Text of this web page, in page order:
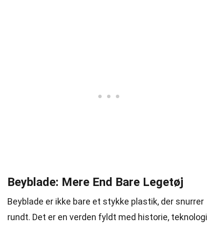
Beyblade: Mere End Bare Legetøj
Beyblade er ikke bare et stykke plastik, der snurrer
rundt. Det er en verden fyldt med historie, teknologi